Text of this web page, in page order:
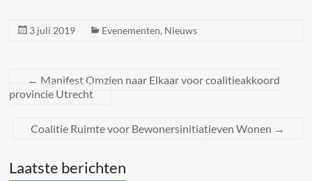
3 juli 2019 Evenementen, Nieuws
← Manifest Omzien naar Elkaar voor coalitieakkoord
provincie Utrecht
Coalitie Ruimte voor Bewonersinitiatieven Wonen →
Laatste berichten